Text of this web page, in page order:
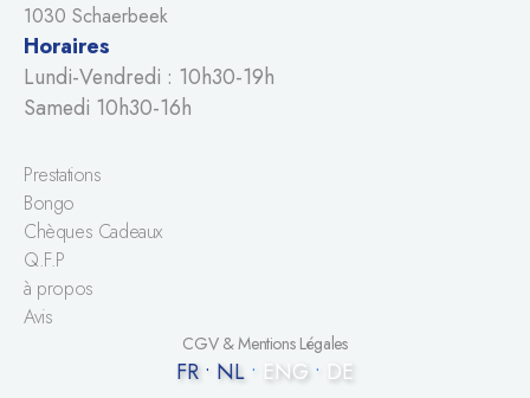
1030 Schaerbeek
Horaires
Lundi-Vendredi : 10h30-19h
Samedi 10h30-16h
Prestations
Bongo
Chèques Cadeaux
Q.F.P
à propos
Avis
CGV & Mentions Légales
FR • NL • ENG • DE